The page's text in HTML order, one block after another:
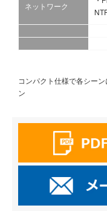
ネットワーク
コンパクト仕様で各シー
ン